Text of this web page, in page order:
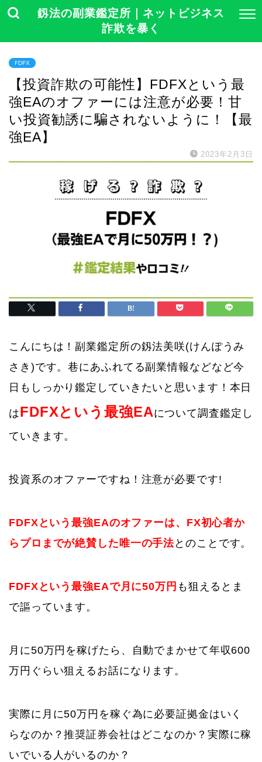
釼法の副業鑑定所｜ネットビジネス
詐欺を暴く
FDFX
【投資詐欺の可能性】FDFXという最
強EAのオファーには注意が必要！甘
い投資勧誘に騙されないように！【最
強EA】
2023年2月3日
こんにちは！副業鑑定所の釼法美咲(けんぽうみ
さき)です。巷にあふれてる副業情報などなど今
日もしっかり鑑定していきたいと思います！本日
はFDFXという最強EAについて調査鑑定し
ていきます。
投資系のオファーですね！注意が必要です!
FDFXという最強EAのオファーは、FX初心者か
らプロまでが絶賛した唯一の手法とのことです。
FDFXという最強EAで月に50万円 も狙えるとま
で謳っています。
月に50万円を稼げたら、自動でまかせて年収600
万円ぐらい狙えるお話になります。
実際に月に50万円を稼ぐ為に必要証拠金はいく
らなのか？推奨証券会社はどこなのか？実際に稼
いでいる人がいるのか？